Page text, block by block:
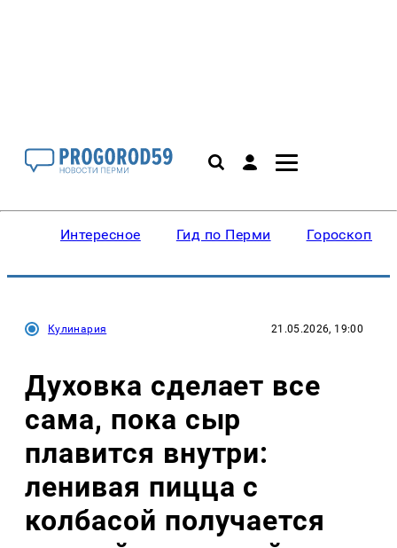
Интересное Гид по Перми Гороскопы
Кулинария 21.05.2026, 19:00
Духовка сделает все
сама, пока сыр
плавится внутри:
ленивая пицца с
колбасой получается